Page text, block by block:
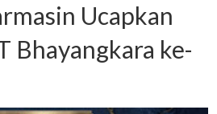
Ucapkan
Bhayangkara ke-